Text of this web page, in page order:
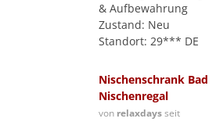
& Aufbewahrung
Zustand: Neu
Standort: 29*** DE
Nischenschrank Bad
Nischenregal
von relaxdaysseit